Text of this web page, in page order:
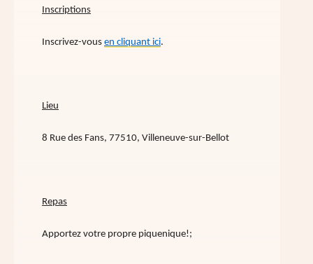
Inscriptions
Inscrivez-vous en cliquant ici.
Lieu
8 Rue des Fans, 77510, Villeneuve-sur-Bellot
Repas
Apportez votre propre piquenique!;